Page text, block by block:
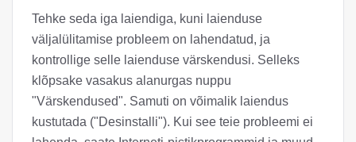
Tehke seda iga laiendiga, kuni laienduse
väljalülitamise probleem on lahendatud, ja
kontrollige selle laienduse värskendusi. Selleks
klõpsake vasakus alanurgas nuppu
"Värskendused". Samuti on võimalik laiendus
kustutada ("Desinstalli"). Kui see teie probleemi ei